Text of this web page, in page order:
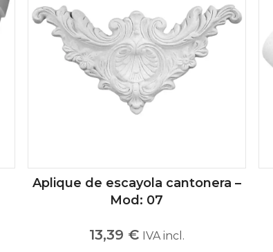
Aplique de escayola cantonera –
Mod: 07
13,39 € IVA incl.